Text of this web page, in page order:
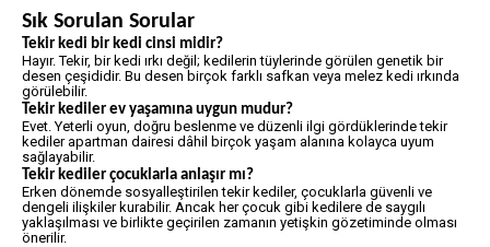
Sık Sorulan Sorular
Tekir kedi bir kedi cinsi midir?
Hayır. Tekir, bir kedi ırkı değil; kedilerin tüylerinde görülen genetik bir
desen çeşididir. Bu desen birçok farklı safkan veya melez kedi ırkında
görülebilir.
Tekir kediler ev yaşamına uygun mudur?
Evet. Yeterli oyun, doğru beslenme ve düzenli ilgi gördüklerinde tekir
kediler apartman dairesi dâhil birçok yaşam alanına kolayca uyum
sağlayabilir.
Tekir kediler çocuklarla anlaşır mı?
Erken dönemde sosyalleştirilen tekir kediler, çocuklarla güvenli ve
dengeli ilişkiler kurabilir. Ancak her çocuk gibi kedilere de saygılı
yaklaşılması ve birlikte geçirilen zamanın yetişkin gözetiminde olması
önerilir.